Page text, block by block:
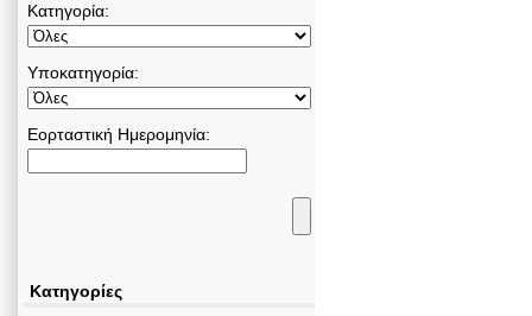
Κατηγορία:
Υποκατηγορία:
Εορταστική Ημερομηνία:
Κατηγορίες